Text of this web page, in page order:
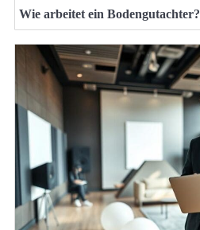
Wie arbeitet ein Bodengutachter?